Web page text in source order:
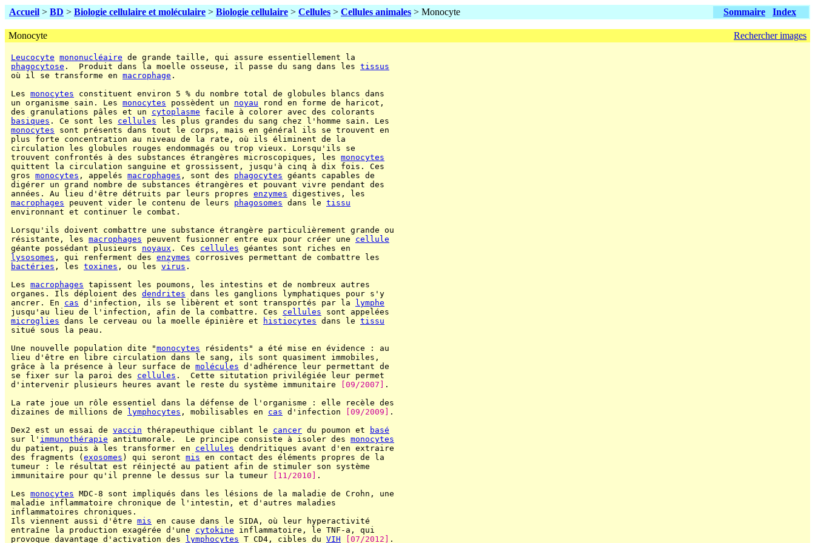
Accueil > BD > Biologie cellulaire et moléculaire > Biologie cellulaire > Cellules > Cellules animales > Monocyte Sommaire Index
Monocyte Rechercher images
Leucocyte mononucléaire de grande taille, qui assure essentiellement la
phagocytose .  Produit dans la moelle osseuse, il passe du sang dans les tissus
où il se transforme en macrophage .
Les monocytes constituent environ 5 % du nombre total de globules blancs dans
un organisme sain. Les monocytes possèdent un noyau rond en forme de haricot,
des granulations pâles et un cytoplasme facile à colorer avec des colorants
basiques . Ce sont les cellules les plus grandes du sang chez l'homme sain. Les
monocytes sont présents dans tout le corps, mais en général ils se trouvent en
plus forte concentration au niveau de la rate, où ils éliminent de la
circulation les globules rouges endommagés ou trop vieux. Lorsqu'ils se
trouvent confrontés à des substances étrangères microscopiques, les monocytes
quittent la circulation sanguine et grossissent, jusqu'à cinq à dix fois. Ces
gros monocytes , appelés macrophages , sont des phagocytes géants capables de
digérer un grand nombre de substances étrangères et pouvant vivre pendant des
années. Au lieu d'être détruits par leurs propres enzymes digestives, les
macrophages peuvent vider le contenu de leurs phagosomes dans le tissu
environnant et continuer le combat.
Lorsqu'ils doivent combattre une substance étrangère particulièrement grande ou
résistante, les macrophages peuvent fusionner entre eux pour créer une cellule
géante possédant plusieurs noyaux . Ces cellules géantes sont riches en
lysosomes , qui renferment des enzymes corrosives permettant de combattre les
bactéries , les toxines , ou les virus .
Les macrophages tapissent les poumons, les intestins et de nombreux autres
organes. Ils déploient des dendrites dans les ganglions lymphatiques pour s'y
ancrer. En cas d'infection, ils se libèrent et sont transportés par la
lymphe
jusqu'au lieu de l'infection, afin de la combattre. Ces cellules sont appelées
microglies dans le cerveau ou la moelle épinière et histiocytes dans le tissu
situé sous la peau.
Une nouvelle population dite "monocytes résidents" a été mise en évidence : au
lieu d'être en libre circulation dans le sang, ils sont quasiment immobiles,
grâce à la présence à leur surface de molécules d'adhérence leur permettant de
se fixer sur la paroi des cellules .  Cette situtation privilégiée leur permet
d'intervenir plusieurs heures avant le reste du système immunitaire
[09/2007]
.
La rate joue un rôle essentiel dans la défense de l'organisme : elle recèle des
dizaines de millions de
lymphocytes , mobilisables en cas d'infection [09/2009]
.
Dex2 est un essai de vaccin thérapeuthique ciblant le cancer du poumon et
basé
sur l' immunothérapie antitumorale.  Le principe consiste à isoler des monocytes
du patient, puis à les transformer en cellules dendritiques avant d'en extraire
des fragments ( exosomes ) qui seront mis en contact des éléments propres de la
tumeur : le résultat est réinjecté au patient afin de stimuler son système
immunitaire pour qu'il prenne le dessus sur la tumeur
[11/2010]
.
Les monocytes MDC-8 sont impliqués dans les lésions de la maladie de Crohn, une
maladie inflammatoire chronique de l'intestin, et d'autres maladies
inflammatoires chroniques.
Ils viennent aussi d'être mis en cause dans le SIDA, où leur hyperactivité
entraîne la production exagérée d'une cytokine inflammatoire, le TNF-a, qui
provoque davantage d'activation des
lymphocytes T CD4, cibles du VIH [07/2012] .